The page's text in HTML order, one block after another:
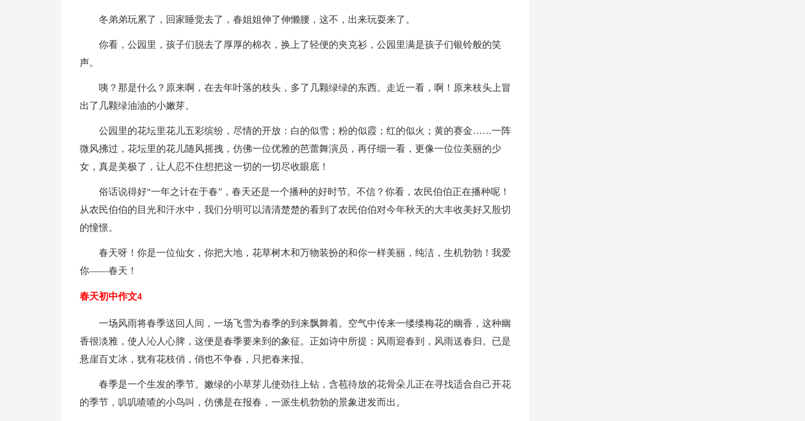
冬弟弟玩累了，回家睡觉去了，春姐姐伸了伸懒腰，这不，出来玩耍来了。
你看，公园里，孩子们脱去了厚厚的棉衣，换上了轻便的夹克衫，公园里满是孩子们银铃般的笑
声。
咦？那是什么？原来啊，在去年叶落的枝头，多了几颗绿绿的东西。走近一看，啊！原来枝头上冒
出了几颗绿油油的小嫩芽。
公园里的花坛里花儿五彩缤纷，尽情的开放：白的似雪；粉的似霞；红的似火；黄的赛金……一阵
微风拂过，花坛里的花儿随风摇拽，仿佛一位优雅的芭蕾舞演员，再仔细一看，更像一位位美丽的少
女，真是美极了，让人忍不住想把这一切的一切尽收眼底！
俗话说得好“一年之计在于春”，春天还是一个播种的好时节。不信？你看，农民伯伯正在播种呢！
从农民伯伯的目光和汗水中，我们分明可以清清楚楚的看到了农民伯伯对今年秋天的大丰收美好又殷切
的憧憬。
春天呀！你是一位仙女，你把大地，花草树木和万物装扮的和你一样美丽，纯洁，生机勃勃！我爱
你——春天！
春天初中作文4
一场风雨将春季送回人间，一场飞雪为春季的到来飘舞着。空气中传来一缕缕梅花的幽香，这种幽
香很淡雅，使人沁人心脾，这便是春季要来到的象征。正如诗中所提：风雨迎春到，风雨送春归。已是
悬崖百丈冰，犹有花枝俏，俏也不争春，只把春来报。
春季是一个生发的季节。嫩绿的小草芽儿使劲往上钻，含苞待放的花骨朵儿正在寻找适合自己开花
的季节，叽叽喳喳的小鸟叫，仿佛是在报春，一派生机勃勃的景象迸发而出。